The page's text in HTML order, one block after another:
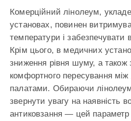
Комерційний лінолеум,
установах, повинен
температури і забезпечувати
Крім цього, в медичних
зниження рівня шуму, а також
комфортного пересування між
палатами. Обираючи лінолеум
звернути увагу на наявність
антиковзання — цей